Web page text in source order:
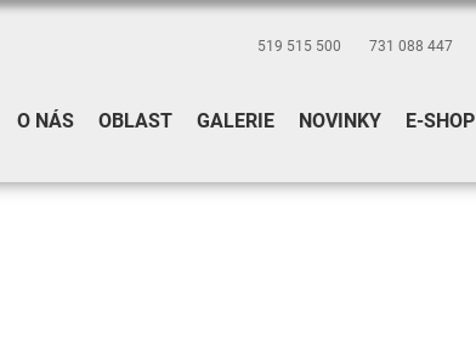
519 515 500 731 088 447
O NÁS OBLAST GALERIE NOVINKY E-SHOP